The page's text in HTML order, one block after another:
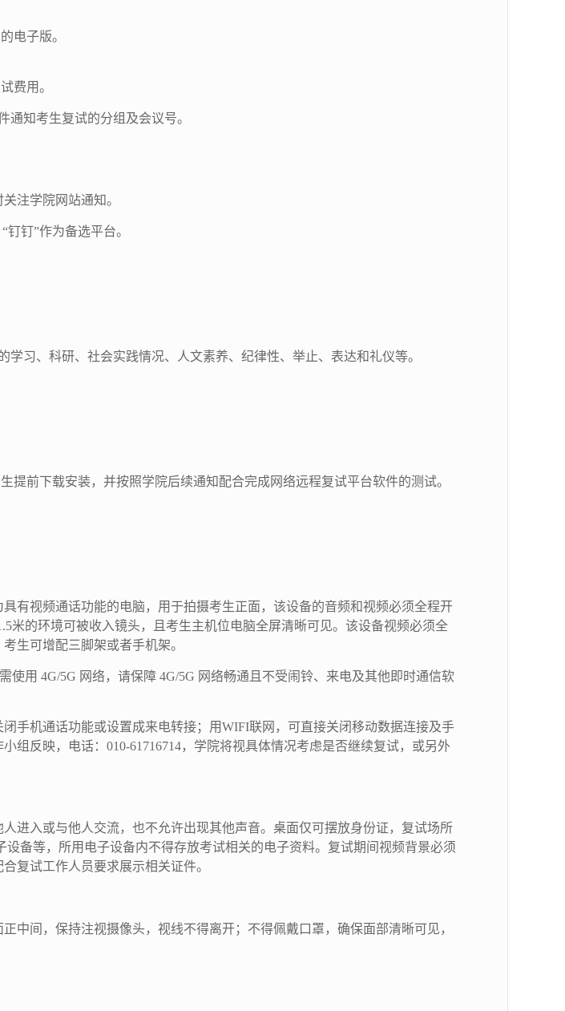
电子版。
费用。
知考生复试的分组及会议号。
注学院网站通知。
钉”作为备选平台。
习、科研、社会实践情况、人文素养、纪律性、举止、表达和礼仪等。
提前下载安装，并按照学院后续通知配合完成网络远程复试平台软件的测试。
有视频通话功能的电脑，用于拍摄考生正面，该设备的音频和视频必须全程开
米的环境可被收入镜头，且考生主机位电脑全屏清晰可见。该设备视频必须全
生可增配三脚架或者手机架。
用 4G/5G 网络，请保障 4G/5G 网络畅通且不受闹铃、来电及其他即时通信软
手机通话功能或设置成来电转接；用WIFI联网，可直接关闭移动数据连接及手
组反映，电话：010-61716714，学院将视具体情况考虑是否继续复试，或另外
进入或与他人交流，也不允许出现其他声音。桌面仅可摆放身份证，复试场所
备等，所用电子设备内不得存放考试相关的电子资料。复试期间视频背景必须
复试工作人员要求展示相关证件。
中间，保持注视摄像头，视线不得离开；不得佩戴口罩，确保面部清晰可见，